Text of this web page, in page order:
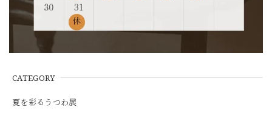
CATEGORY
夏を彩るうつわ展